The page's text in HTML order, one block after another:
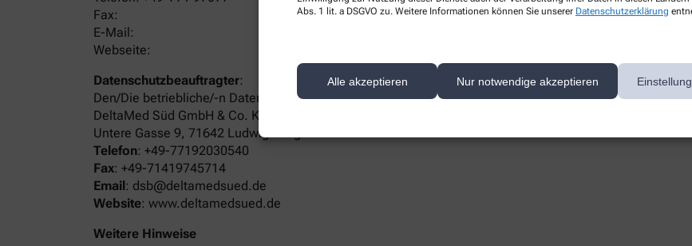
Abs. 1 lit. a DSGVO zu. Weitere Informationen können Sie unserer Datenschutzerklärung
Alle akzeptieren Nur notwendige akzeptieren
Fax:
E-Mail:
Webseite:
Datenschutzbeauftragter:
Den/Die betriebliche/-n Datenschutzbeauftragte/-n unserer Apotheke können Sie hier erreichen:
DeltaMed Süd GmbH & Co. KG
Untere Gasse 9, 71642 Ludwigsburg
Telefon: +49-77192030540
Fax: +49-71419745714
Email: dsb@deltamedsued.de
Website: www.deltamedsued.de
Weitere Hinweise